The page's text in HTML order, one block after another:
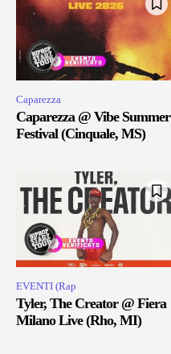
Caparezza
Caparezza @ Vibe Summer
Festival (Cinquale, MS)
EVENTI (Rap
Tyler, The Creator @ Fiera
Milano Live (Rho, MI)